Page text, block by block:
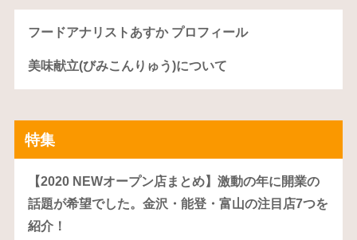
フードアナリストあすか プロフィール
美味献立(びみこんりゅう)について
特集
【2020 NEWオープン店まとめ】激動の年に開業の
話題が希望でした。金沢・能登・富山の注目店7つを
紹介！